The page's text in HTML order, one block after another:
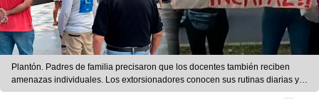
Plantón. Padres de familia precisaron que los docentes también reciben
amenazas individuales. Los extorsionadores conocen sus rutinas diarias y
sus datos personales. Foto: LR